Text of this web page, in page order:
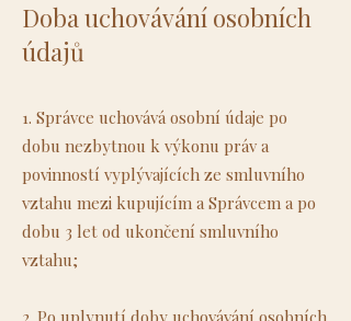
Doba uchovávání osobních
údajů
1. Správce uchovává osobní údaje po
dobu nezbytnou k výkonu práv a
povinností vyplývajících ze smluvního
vztahu mezi kupujícím a Správcem a po
dobu 3 let od ukončení smluvního
vztahu;
2. Po uplynutí doby uchovávání osobních